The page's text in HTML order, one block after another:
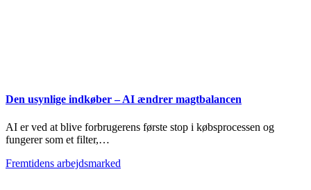
Den usynlige indkøber – AI ændrer magtbalancen
AI er ved at blive forbrugerens første stop i købsprocessen og
fungerer som et filter,…
Fremtidens arbejdsmarked